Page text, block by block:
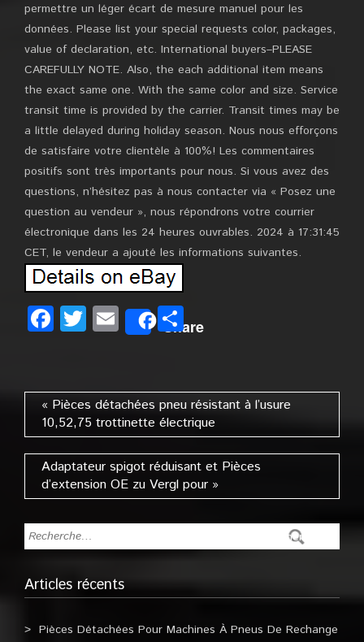
permettre un léger écart de mesure manuel pour les
données. Please list your special requests color, packages,
value of declaration, etc. International buyers–PLEASE
CAREFULLY NOTE. Also, the each additional item means
the exact same one. With the same color and size. Service
transit time is provided by the carrier. Transit times may be
a little delayed during holiday season. Nous nous efforçons
de satisfaire votre clientèle à 100%! Les commentaires
positifs sont très importants pour nous. Si vous avez des
questions, n’hésitez pas à nous contacter via « Posez une
question au vendeur », nous répondrons votre courrier
électronique dans les 24 heures ouvrables. 2024 à 17:31:45
CET, le vendeur a ajouté les informations suivantes.
Facebook
Twitter
EmailSharePartager
« Pièces détachées pneu résistant à l’usure
10,52,75 trottinette électrique
Adaptateur spigot réduisant et Pièces
d’extension OE zu Vergl pour »
Articles récents
Pièces Détachées Pour Machines À Pneus De Rechange